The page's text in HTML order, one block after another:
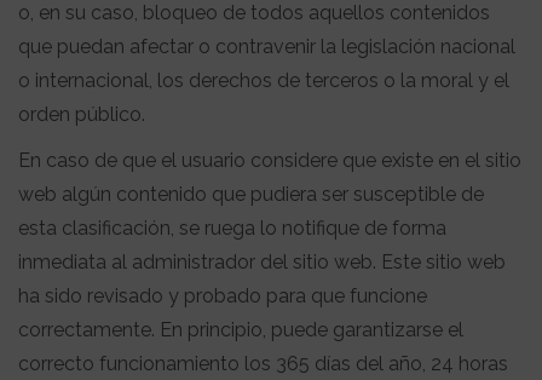
o, en su caso, bloqueo de todos aquellos contenidos
que puedan afectar o contravenir la legislación nacional
o internacional, los derechos de terceros o la moral y el
orden público.
En caso de que el usuario considere que existe en el sitio
web algún contenido que pudiera ser susceptible de
esta clasificación, se ruega lo notifique de forma
inmediata al administrador del sitio web. Este sitio web
ha sido revisado y probado para que funcione
correctamente. En principio, puede garantizarse el
correcto funcionamiento los 365 días del año, 24 horas